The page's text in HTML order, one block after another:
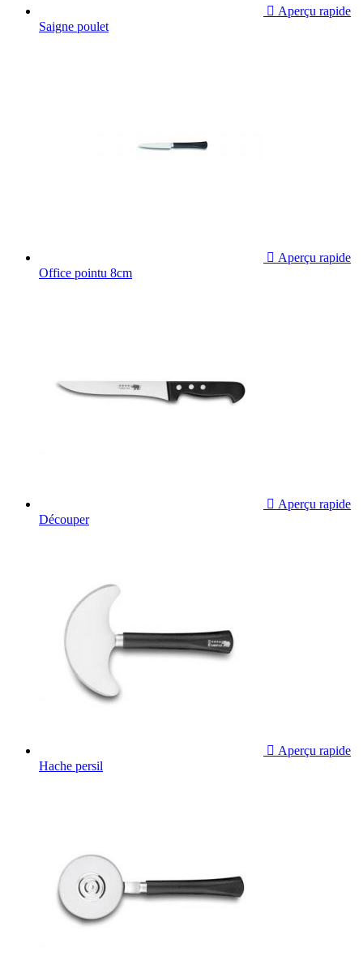
 Aperçu rapide
Saigne poulet
 Aperçu rapide
Office pointu 8cm
 Aperçu rapide
Découper
 Aperçu rapide
Hache persil